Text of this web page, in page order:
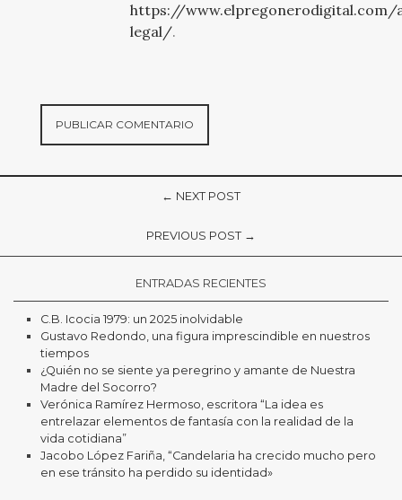
https://www.elpregonerodigital.com/
legal/.
← NEXT POST
PREVIOUS POST →
ENTRADAS RECIENTES
C.B. Icocia 1979: un 2025 inolvidable
Gustavo Redondo, una figura imprescindible en nuestros
tiempos
¿Quién no se siente ya peregrino y amante de Nuestra
Madre del Socorro?
Verónica Ramírez Hermoso, escritora “La idea es
entrelazar elementos de fantasía con la realidad de la
vida cotidiana”
Jacobo López Fariña, “Candelaria ha crecido mucho pero
en ese tránsito ha perdido su identidad»